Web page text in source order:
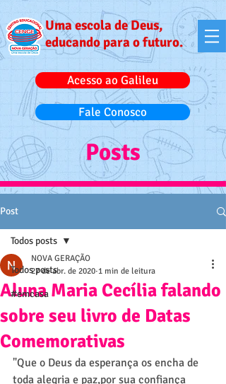
Uma escola de Deus,
educando para o futuro.
Acesso ao Galileu
Fale Conosco
Posts
Post
Todos posts
#emcasa
Todos posts
Aluna Maria Cecília falando
sobre seu livro de Datas
Comemorativas
NOVA GERAÇÃO
27 de abr. de 2020 1 min de leitura
"Que o Deus da esperança os encha de
toda alegria e paz,por sua confiança